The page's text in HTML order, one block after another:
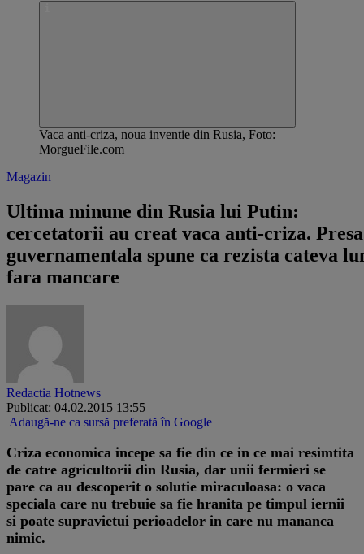
Vaca anti-criza, noua inventie din Rusia, Foto:
MorgueFile.com
Magazin
Ultima minune din Rusia lui Putin:
cercetatorii au creat vaca anti-criza. Presa
guvernamentala spune ca rezista cateva
fara mancare
Redactia Hotnews
Publicat: 04.02.2015 13:55
Adaugă-ne ca sursă preferată în Google
​​Criza economica incepe sa fie din ce in ce mai resimtita
de catre agricultorii din Rusia, dar unii fermieri se
pare ca au descoperit o solutie miraculoasa: o vaca
speciala care nu trebuie sa fie hranita pe timpul iernii
si poate supravietui perioadelor in care nu mananca
nimic.